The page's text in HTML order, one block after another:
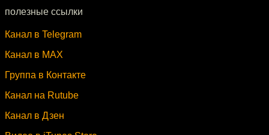
полезные ссылки
Канал в Telegram
Канал в MAX
Группа в Контакте
Канал на Rutube
Канал в Дзен